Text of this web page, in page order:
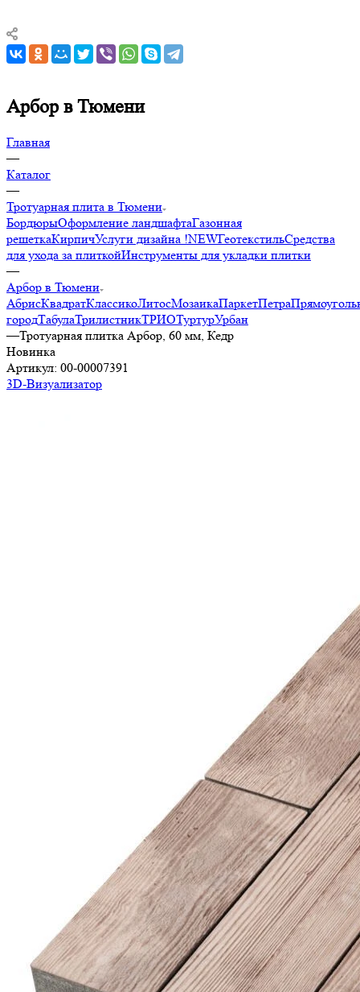
Арбор в Тюмени
Главная
—
Каталог
—
Тротуарная плита в Тюмени
БордюрыОформление ландшафтаГазонная
решеткаКирпичУслуги дизайна !NEWГеотекстильСредства
для ухода за плиткойИнструменты для укладки плитки
—
Арбор в Тюмени
АбрисКвадратКлассикоЛитосМозаикаПаркетПетра
городТабулаТрилистникТРИОТуртурУрбан
—Тротуарная плитка Арбор, 60 мм, Кедр
Новинка
Артикул: 00-00007391
3D-Визуализатор